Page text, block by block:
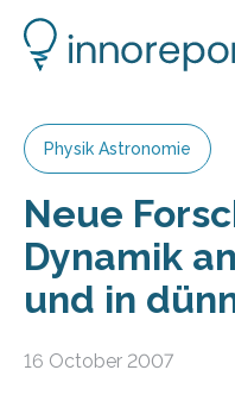
Physik Astronomie
Neue
Dynamik
und in
16 October 2007